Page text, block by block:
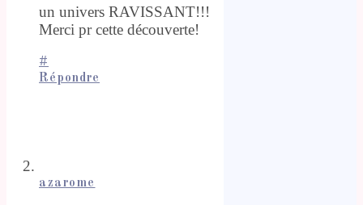
un univers RAVISSANT!!!
Merci pr cette découverte!
#
Répondre
azarome